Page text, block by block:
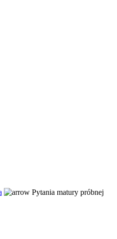
Pytania matury próbnej